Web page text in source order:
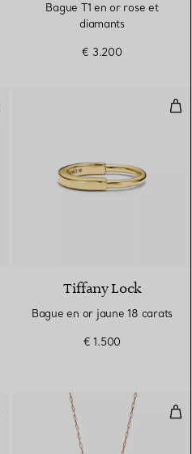
Bague T1 en or rose et
diamants
€ 3.200
Smile en or jaune 18
Tiffany Lock
Bague en or jaune 18 carats
€ 1.500
en or rose 18 carats et